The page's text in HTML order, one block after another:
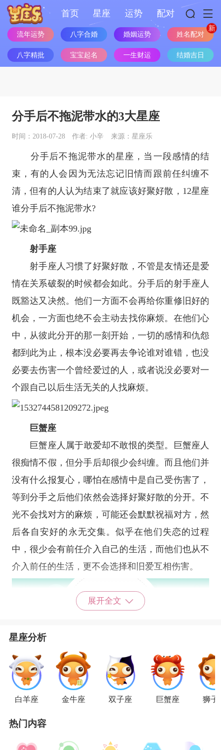
首页 星座 运势 配对
流年运势 八字合婚 婚姻运势 姓名配对
八字精批 宝宝起名 一生财运 结婚吉日
分手后不拖泥带水的3大星座
时间：2018-07-28 作者: 小辛 来源：星座乐
分手后不拖泥带水的星座 ，当一段感情的结
束，有的人会因为无法忘记旧情而跟前任纠缠不
清，但有的人认为结束了就应该好聚好散，12星座
谁分手后不拖泥带水?
射手座
射手座 人习惯了好聚好散，不管是友情还是爱
情在关系破裂的时候都会如此。分手后的射手座人
既豁达又决然。他们一方面不会再给你重修旧好的
机会，一方面也绝不会主动去找你麻烦。在他们心
中，从彼此分开的那一刻开始，一切的感情和仇怨
都到此为止，根本没必要再去争论谁对谁错，也没
必要去伤害一个曾经爱过的人，或者说没必要对一
个跟自己以后生活无关的人找麻烦。
巨蟹座
巨蟹座 人属于敢爱却不敢恨的类型。巨蟹座人
很痴情不假，但分手后却很少会纠缠。而且他们并
没有什么报复心，哪怕在感情中是自己受伤害了，
等到分手之后他们依然会选择好聚好散的分开。不
光不会找对方的麻烦，可能还会默默祝福对方，然
后各自安好的永无交集。似乎在他们失恋的过程
中，很少会有前任介入自己的生活，而他们也从不
介入前任的生活，更不会选择和旧爱互相伤害。
水瓶座
水瓶座
人分手一直都很干脆，要么就不分开，
要分开就没打算拖泥带水水瓶座人哪怕分手时很绝
情狠心，可分开之后绝不会再找你麻烦。并不是他
展开全文
星座分析
白羊座 金牛座 双子座 巨蟹座 狮子
热门内容